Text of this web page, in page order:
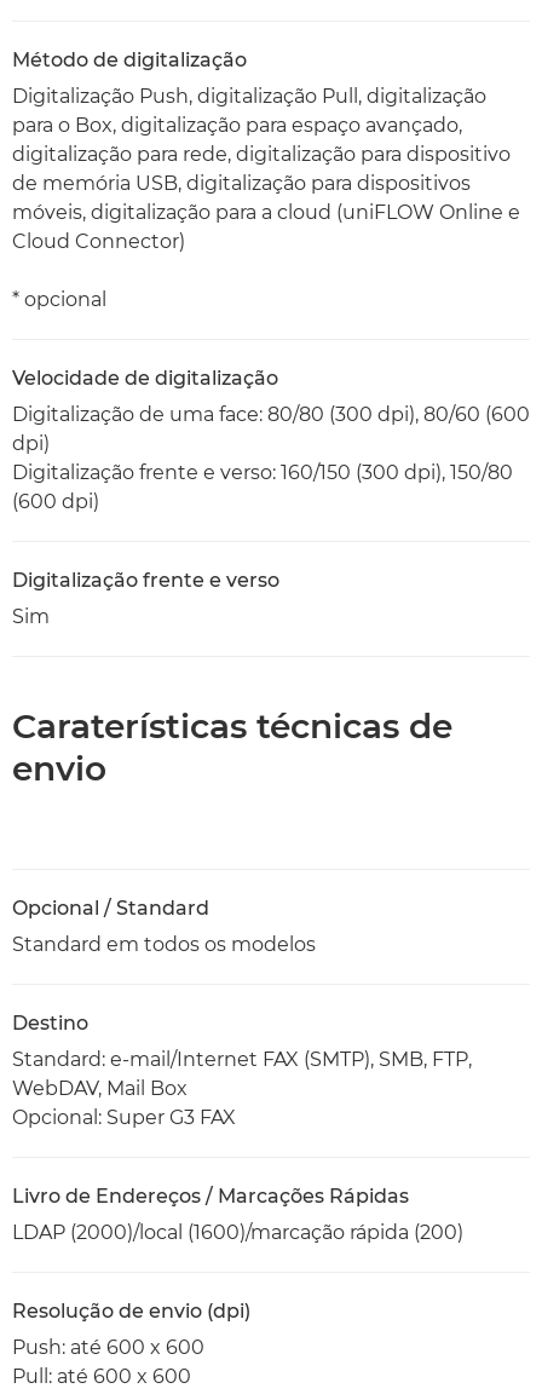
Método de digitalização
Digitalização Push, digitalização Pull, digitalização
para o Box, digitalização para espaço avançado,
digitalização para rede, digitalização para dispositivo
de memória USB, digitalização para dispositivos
móveis, digitalização para a cloud (uniFLOW Online e
Cloud Connector)
* opcional
Velocidade de digitalização
Digitalização de uma face: 80/80 (300 dpi), 80/60 (600
dpi)
Digitalização frente e verso: 160/150 (300 dpi), 150/80
(600 dpi)
Digitalização frente e verso
Sim
Caraterísticas técnicas de
envio
Opcional / Standard
Standard em todos os modelos
Destino
Standard: e-mail/Internet FAX (SMTP), SMB, FTP,
WebDAV, Mail Box
Opcional: Super G3 FAX
Livro de Endereços / Marcações Rápidas
LDAP (2000)/local (1600)/marcação rápida (200)
Resolução de envio (dpi)
Push: até 600 x 600
Pull: até 600 x 600